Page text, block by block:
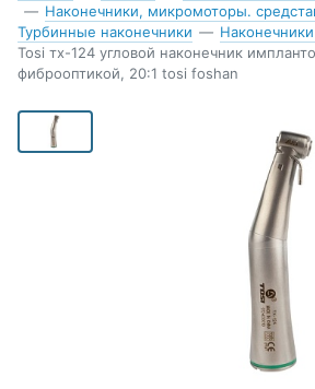
— Наконечники, микромоторы.
Турбинные наконечники —
Tosi тх-124 угловой наконечник
фиброоптикой, 20:1 tosi foshan